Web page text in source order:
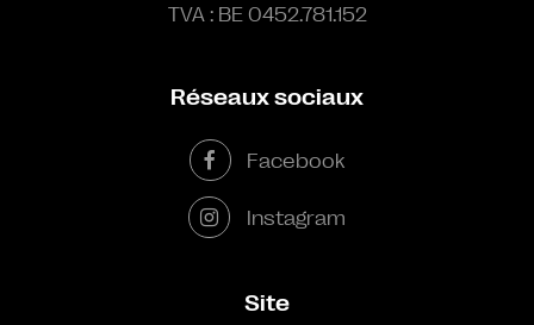
TVA : BE 0452.781.152
Réseaux sociaux
Facebook
Instagram
Site